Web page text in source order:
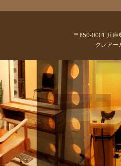
〒650-0001 兵庫
クレアー